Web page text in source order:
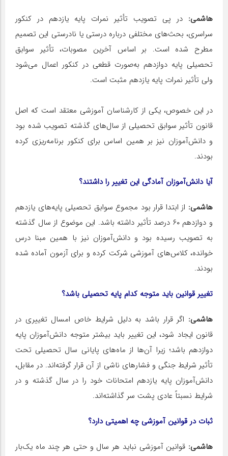
هاشمی: در پی تصویب تأثیر نمرات پایه یازدهم در کنکور
سراسری، بحث‌های مختلفی درباره درستی یا نادرستی این تصمیم
مطرح شده است. بر اساس آخرین مصوبات، تأثیر سوابق
تحصیلی پایه دوازدهم به‌صورت قطعی در کنکور اعمال می‌شود
ولی تأثیر نمرات پایه یازدهم مثبت است.
در این خصوص، یکی از کارشناسان آموزشی معتقد است که اصل
قانون تأثیر سوابق تحصیلی از سال‌های گذشته تصویب شده بود
و دانش‌آموزان نیز بر همین اساس برای کنکور برنامه‌ریزی کرده
بودند.
آیا دانش‌آموزان آمادگی این تغییر را داشتند؟
هاشمی: از ابتدا قرار بود مجموع سوابق تحصیلی پایه‌های یازدهم
و دوازدهم ۶۰ درصد تأثیر داشته باشد. این موضوع از سال گذشته
به تصویب رسیده بود و دانش‌آموزان نیز با همین مبنا درس
خوانده، کلاس‌های آموزشی شرکت کرده و برای آزمون آماده شده
بودند.
تغییر قوانین باید متوجه کدام پایه تحصیلی باشد؟
هاشمی: اگر قرار باشد به دلیل شرایط خاص امسال تغییری در
قانون ایجاد شود، این تغییر باید بیشتر متوجه دانش‌آموزان پایه
دوازدهم باشد؛ زیرا آن‌ها از ماه‌های پایانی سال تحصیلی تحت
تأثیر شرایط جنگی و فشارهای ناشی از آن قرار گرفته‌اند. در مقابل،
دانش‌آموزان پایه یازدهم امتحانات خود را در سال گذشته و در
شرایط نسبتاً عادی پشت سر گذاشته‌اند.
ثبات در قوانین آموزشی چه اهمیتی دارد؟
هاشمی: قوانین آموزشی نباید هر سال و حتی هر چند ماه یک‌بار